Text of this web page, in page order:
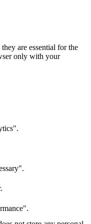
are essential for the
only with your